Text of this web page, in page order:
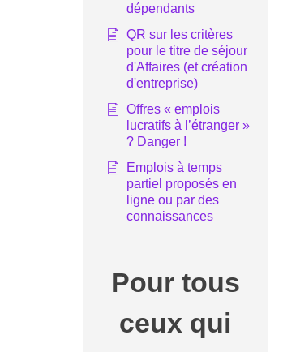
dépendants
QR sur les critères
pour le titre de séjour
d'Affaires (et création
d'entreprise)
Offres « emplois
lucratifs à l’étranger »
? Danger !
Emplois à temps
partiel proposés en
ligne ou par des
connaissances
Pour tous
ceux qui